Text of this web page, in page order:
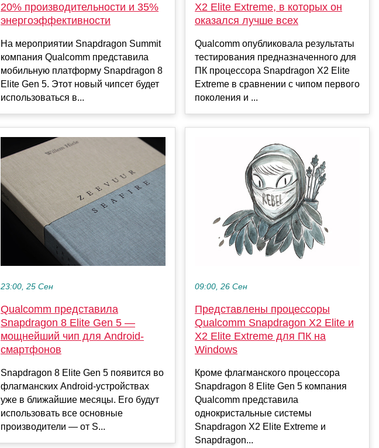
20% производительности и 35%
энергоэффективности
На мероприятии Snapdragon Summit
компания Qualcomm представила
мобильную платформу Snapdragon 8
Elite Gen 5. Этот новый чипсет будет
использоваться в...
23:00, 25 Сен
Qualcomm представила
Snapdragon 8 Elite Gen 5 —
мощнейший чип для Android-
смартфонов
Snapdragon 8 Elite Gen 5 появится во
флагманских Android-устройствах
уже в ближайшие месяцы. Его будут
использовать все основные
производители — от S...
X2 Elite Extreme, в которых он
оказался лучше всех
Qualcomm опубликовала результаты
тестирования предназначенного для
ПК процессора Snapdragon X2 Elite
Extreme в сравнении с чипом первого
поколения и ...
09:00, 26 Сен
Представлены процессоры
Qualcomm Snapdragon X2 Elite и
X2 Elite Extreme для ПК на
Windows
Кроме флагманского процессора
Snapdragon 8 Elite Gen 5 компания
Qualcomm представила
однокристальные системы
Snapdragon X2 Elite Extreme и
Snapdragon...